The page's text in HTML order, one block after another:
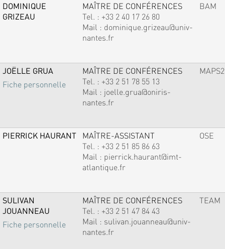
DOMINIQUE
GRIZEAU
MAÎTRE DE CONFÉRENCES
Tel. : +33 2 40 17 26 80
Mail : dominique.grizeau@univ-
nantes.fr
BAM
JOËLLE GRUA
Fiche personnelle
MAÎTRE DE CONFÉRENCES
Tel. : +33 2 51 78 55 13
Mail : joelle.grua@oniris-
nantes.fr
MAPS2
PIERRICK HAURANT
MAÎTRE-ASSISTANT
Tel. : +33 2 51 85 86 63
Mail : pierrick.haurant@imt-
atlantique.fr
OSE
SULIVAN
JOUANNEAU
Fiche personnelle
MAÎTRE DE CONFÉRENCES
Tel. : +33 2 51 47 84 43
Mail : sulivan.jouanneau@univ-
nantes.fr
TEAM